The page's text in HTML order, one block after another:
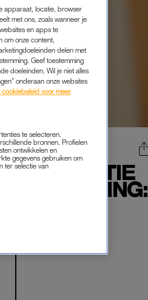
RELATIE
OM'
apparaat, locatie, browser
met ons, zoals wanneer je
en apps te
om onze content,
delen met
Geef toestemming
doeleinden. Wil je niet alles
onderaan onze websites
cookiebeleid voor meer
te selecteren.
bronnen. Profielen
ontwikkelen en
gegevens gebruiken om
ter selectie van